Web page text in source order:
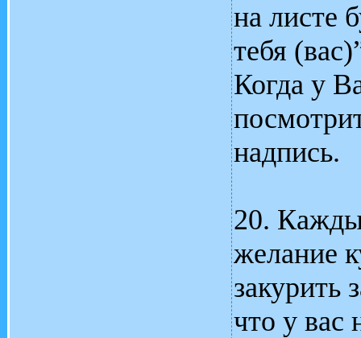
на листе
тебя
Когда у
надпись.
20.
желание
закурить
что у вас